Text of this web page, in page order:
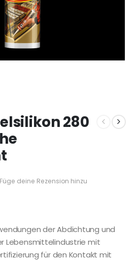
280
Füge deine Rezension hinzu
der Abdichtung und
Lebensmittelindustrie mit
für den Kontakt mit